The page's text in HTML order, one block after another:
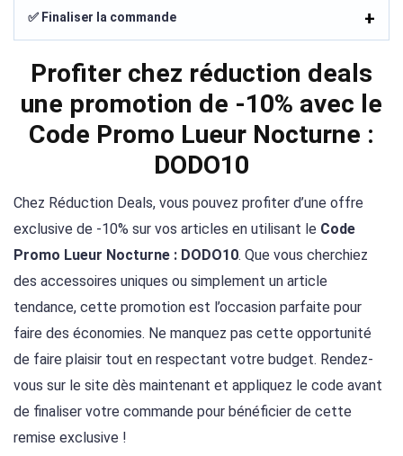
✅ Finaliser la commande
Profiter chez réduction deals
une promotion de -10% avec le
Code Promo Lueur Nocturne :
DODO10
Chez Réduction Deals, vous pouvez profiter d’une offre
exclusive de -10% sur vos articles en utilisant le Code
Promo Lueur Nocturne : DODO10. Que vous cherchiez
des accessoires uniques ou simplement un article
tendance, cette promotion est l’occasion parfaite pour
faire des économies. Ne manquez pas cette opportunité
de faire plaisir tout en respectant votre budget. Rendez-
vous sur le site dès maintenant et appliquez le code avant
de finaliser votre commande pour bénéficier de cette
remise exclusive !